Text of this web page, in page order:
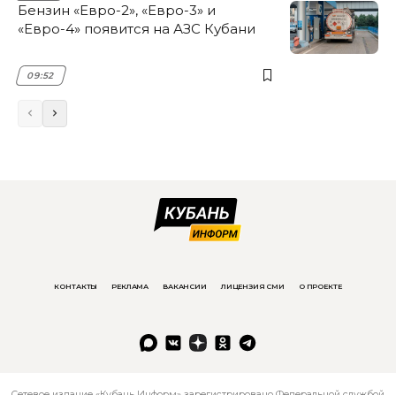
Бензин «Евро-2», «Евро-3» и
«Евро-4» появится на АЗС Кубани
09:52
КОНТАКТЫ РЕКЛАМА ВАКАНСИИ ЛИЦЕНЗИЯ СМИ О ПРОЕКТЕ